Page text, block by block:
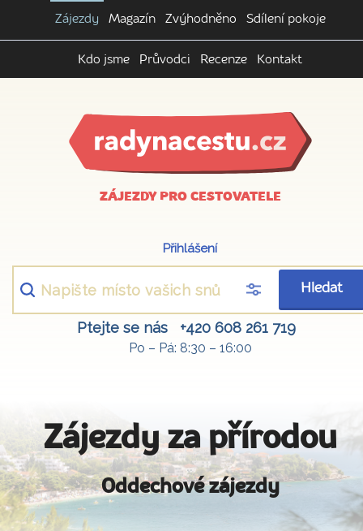
Zájezdy Magazín Zvýhodněno Sdílení pokoje
Kdo jsme Průvodci Recenze Kontakt
ZÁJEZDY PRO CESTOVATELE
Přihlášení
Hledat
Ptejte se nás +420 608 261 719
Po – Pá: 8:30 – 16:00
Zájezdy za přírodou
Oddechové zájezdy